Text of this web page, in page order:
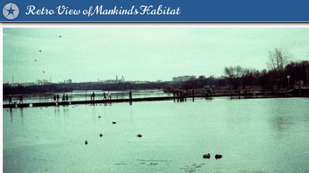
Retro View of Mankind's Habitat